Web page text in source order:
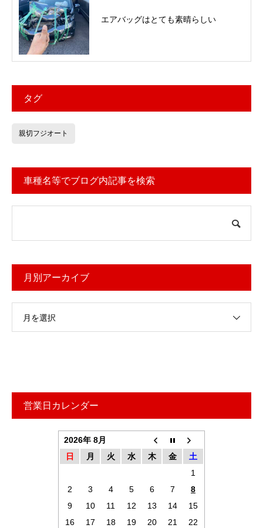
エアバッグはとても素晴らしい
タグ
親切フジオート
車種名等でブログ内記事を検索
月別アーカイブ
月を選択
営業日カレンダー
2026年 8月
日
月 火 水 木 金
土
1
2
3 4 5 6 7
8
9
10 11 12 13 14
15
16
17 18 19 20 21
22